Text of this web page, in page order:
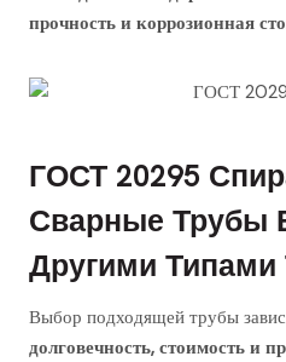
прочность и коррозионная
ГОСТ 20295
Сварные Трубы
Другими Типами
Выбор подходящей трубы
долговечность, стоимость и